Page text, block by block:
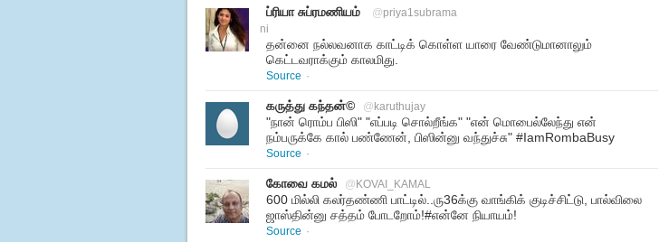
ப்ரியா சுப்ரமணியம் @priya1subrama
ni
தன்னை நல்லவனாக காட்டிக் கொள்ள யாரை வேண்டுமானாலும்
கெட்டவராக்கும் காலமிது.
Source ·
கருத்து கந்தன்© @ karuthujay
"நான் ரொம்ப பிஸி" "எப்படி சொல்றீங்க" "என் மொபைல்லேந்து என்
நம்பருக்கே கால் பண்ணேன், பிஸின்னு வந்துச்சு" #IamRombaBusy
Source ·
கோவை கமல் @ KOVAI_KAMAL
600 மில்லி கலர்தண்ணி பாட்டில்..ரு36க்கு வாங்கிக் குடிச்சிட்டு, பால்விலை
ஜாஸ்தின்னு சத்தம் போடறோம்!#என்னே நியாயம்!
Source ·